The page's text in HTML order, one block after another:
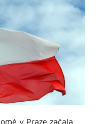
v Praze začala